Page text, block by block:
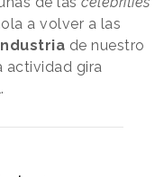
a volver a las
de nuestro
actividad gira